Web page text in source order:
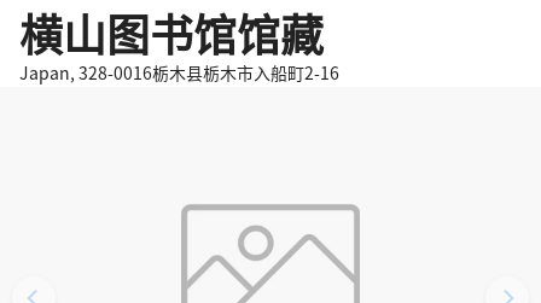
横山图书馆馆藏
Japan, 328-0016栃木县栃木市入船町2-16